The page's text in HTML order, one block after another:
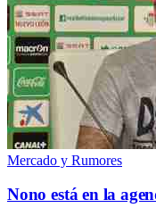
Mercado y Rumores
Nono está en la